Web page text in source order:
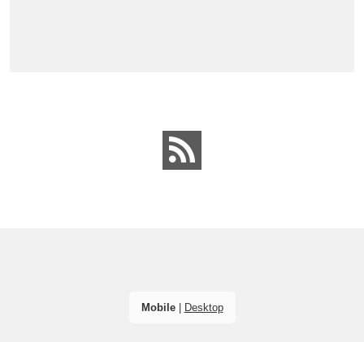
Mobile| Desktop